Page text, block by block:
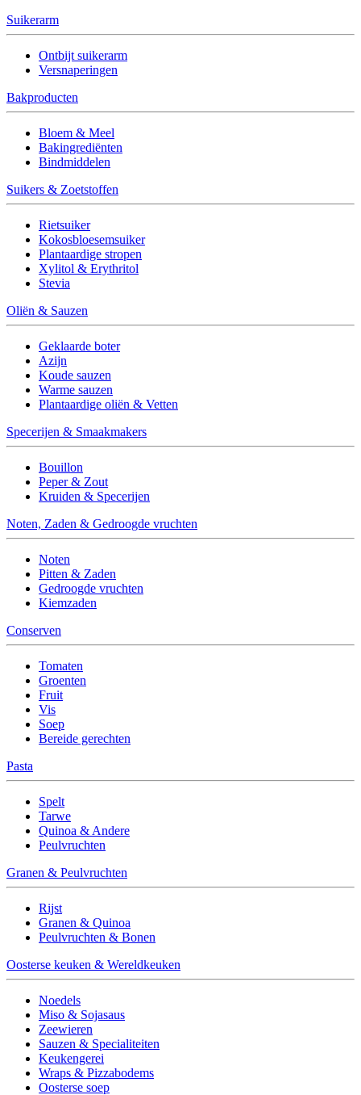
Suikerarm
Ontbijt suikerarm
Versnaperingen
Bakproducten
Bloem & Meel
Bakingrediënten
Bindmiddelen
Suikers & Zoetstoffen
Rietsuiker
Kokosbloesemsuiker
Plantaardige stropen
Xylitol & Erythritol
Stevia
Oliën & Sauzen
Geklaarde boter
Azijn
Koude sauzen
Warme sauzen
Plantaardige oliën & Vetten
Specerijen & Smaakmakers
Bouillon
Peper & Zout
Kruiden & Specerijen
Noten, Zaden & Gedroogde vruchten
Noten
Pitten & Zaden
Gedroogde vruchten
Kiemzaden
Conserven
Tomaten
Groenten
Fruit
Vis
Soep
Bereide gerechten
Pasta
Spelt
Tarwe
Quinoa & Andere
Peulvruchten
Granen & Peulvruchten
Rijst
Granen & Quinoa
Peulvruchten & Bonen
Oosterse keuken & Wereldkeuken
Noedels
Miso & Sojasaus
Zeewieren
Sauzen & Specialiteiten
Keukengerei
Wraps & Pizzabodems
Oosterse soep